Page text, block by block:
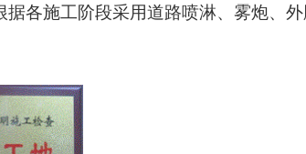
各施工阶段采用道路喷淋、雾炮、